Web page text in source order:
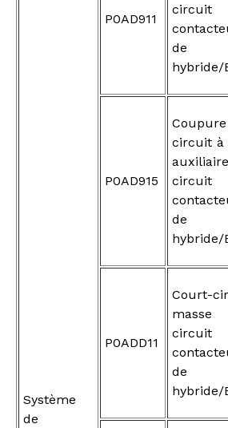
Système
de
P0AD911
de
hybride/
P0AD915
circuit à
de
hybride/
P0ADD11
Court-
de
hybride/